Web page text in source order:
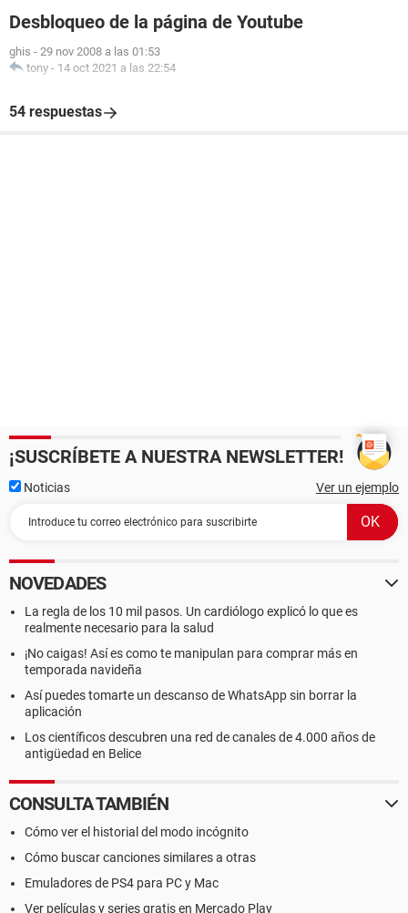
Desbloqueo de la página de Youtube
ghis - 29 nov 2008 a las 01:53
tony - 14 oct 2021 a las 22:54
54 respuestas
¡SUSCRÍBETE A NUESTRA NEWSLETTER!
Noticias Ver un ejemplo
NOVEDADES
La regla de los 10 mil pasos. Un cardiólogo explicó lo que es
realmente necesario para la salud
¡No caigas! Así es como te manipulan para comprar más en
temporada navideña
Así puedes tomarte un descanso de WhatsApp sin borrar la
aplicación
Los científicos descubren una red de canales de 4.000 años de
antigüedad en Belice
CONSULTA TAMBIÉN
Cómo ver el historial del modo incógnito
Cómo buscar canciones similares a otras
Emuladores de PS4 para PC y Mac
Ver películas y series gratis en Mercado Play